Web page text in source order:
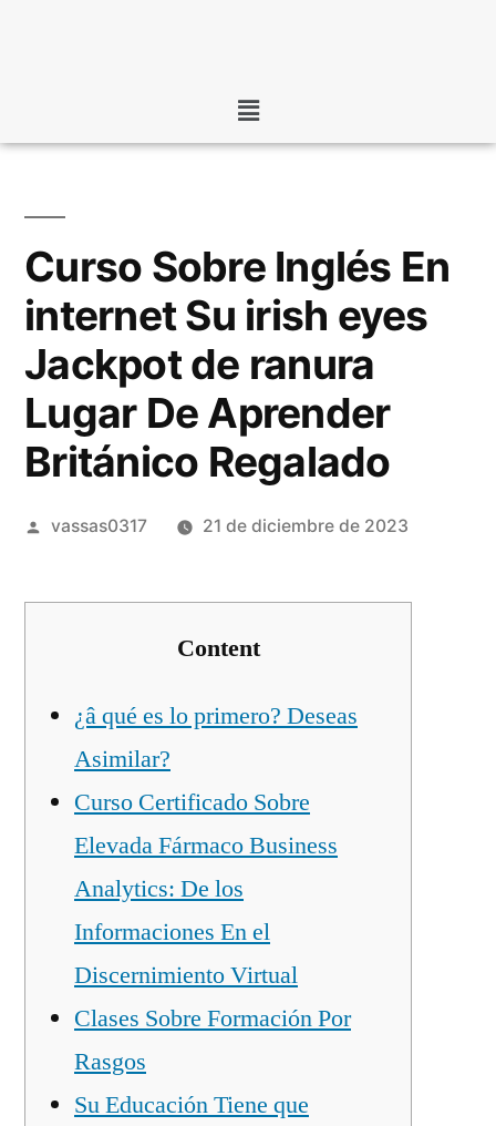
Curso Sobre Inglés En
internet Su irish eyes
Jackpot de ranura
Lugar De Aprender
Británico Regalado
vassas0317 21 de diciembre de 2023
Content
¿â qué es lo primero? Deseas
Asimilar?
Curso Certificado Sobre
Elevada Fármaco Business
Analytics: De los
Informaciones En el
Discernimiento Virtual
Clases Sobre Formación Por
Rasgos
Su Educación Tiene que